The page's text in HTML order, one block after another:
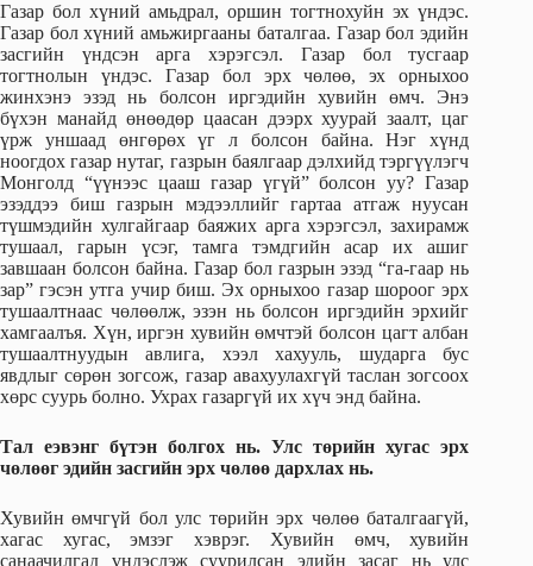
Газар бол хүний амьдрал, оршин тогтнохуйн эх үндэс.
Газар бол хүний амьжиргааны баталгаа. Газар бол эдийн
засгийн үндсэн арга хэрэгсэл. Газар бол тусгаар
тогтнолын үндэс. Газар бол эрх чөлөө, эх орныхоо
жинхэнэ эзэд нь болсон иргэдийн хувийн өмч. Энэ
бүхэн манайд өнөөдөр цаасан дээрх хуурай заалт, цаг
үрж уншаад өнгөрөх үг л болсон байна. Нэг хүнд
ноогдох газар нутаг, газрын баялгаар дэлхийд тэргүүлэгч
Монголд “үүнээс цааш газар үгүй” болсон уу? Газар
эзэддээ биш газрын мэдээллийг гартаа атгаж нуусан
түшмэдийн хулгайгаар баяжих арга хэрэгсэл, захирамж
тушаал, гарын үсэг, тамга тэмдгийн асар их ашиг
завшаан болсон байна. Газар бол газрын эзэд “га-гаар нь
зар” гэсэн утга учир биш. Эх орныхоо газар шороог эрх
тушаалтнаас чөлөөлж, эзэн нь болсон иргэдийн эрхийг
хамгаалъя. Хүн, иргэн хувийн өмчтэй болсон цагт албан
тушаалтнуудын авлига, хээл хахууль, шударга бус
явдлыг сөрөн зогсож, газар авахуулахгүй таслан зогсоох
хөрс суурь болно. Ухрах газаргүй их хүч энд байна.
Тал еэвэнг бүтэн болгох нь. Улс төрийн хугас эрх
чөлөөг эдийн засгийн эрх чөлөө дархлах нь.
Хувийн өмчгүй бол улс төрийн эрх чөлөө баталгаагүй,
хагас хугас, эмзэг хэврэг. Хувийн өмч, хувийн
санаачилгад үндэслэж суурилсан эдийн засаг нь улс